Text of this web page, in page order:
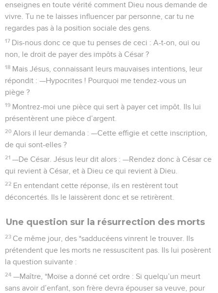
enseignes en toute vérité comment Dieu nous demande de
vivre. Tu ne te laisses influencer par personne, car tu ne
regardes pas à la position sociale des gens.
17 Dis-nous donc ce que tu penses de ceci : A-t-on, oui ou
non, le droit de payer des impôts à César ?
18 Mais Jésus, connaissant leurs mauvaises intentions, leur
répondit : —Hypocrites ! Pourquoi me tendez-vous un
piège ?
19 Montrez-moi une pièce qui sert à payer cet impôt. Ils lui
présentèrent une pièce d’argent.
20 Alors il leur demanda : —Cette effigie et cette inscription,
de qui sont-elles ?
21 —De César. Jésus leur dit alors : —Rendez donc à César ce
qui revient à César, et à Dieu ce qui revient à Dieu.
22 En entendant cette réponse, ils en restèrent tout
déconcertés. Ils le laissèrent donc et se retirèrent.
Une question sur la résurrection des morts
23 Ce même jour, des *sadducéens vinrent le trouver. Ils
prétendent que les morts ne ressuscitent pas. Ils lui posèrent
la question suivante :
24 —Maître, *Moïse a donné cet ordre : Si quelqu’un meurt
sans avoir d’enfant, son frère devra épouser sa veuve, pour